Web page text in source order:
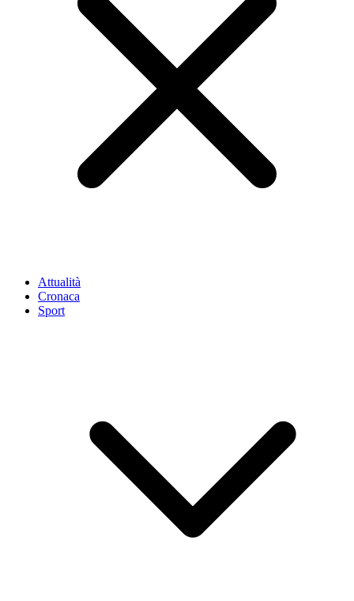
Attualità
Cronaca
Sport